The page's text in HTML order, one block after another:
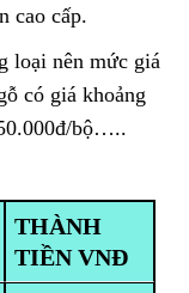
cao cấp.
loại nên mức giá
có giá khoảng
bộ…..
THÀNH
TIỀN VNĐ